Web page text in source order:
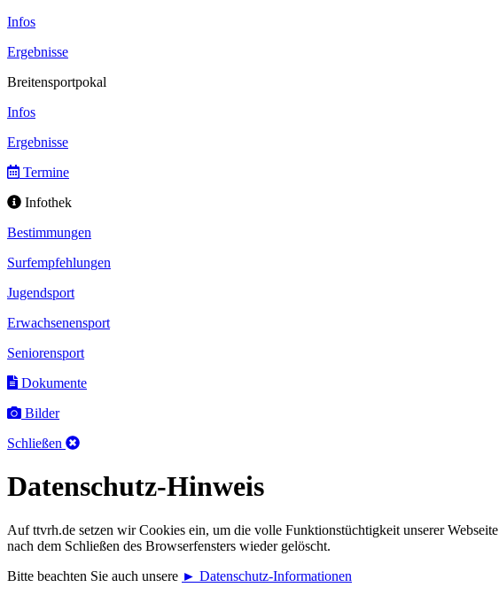
Infos
Ergebnisse
Breitensportpokal
Infos
Ergebnisse
Termine
Infothek
Bestimmungen
Surfempfehlungen
Jugendsport
Erwachsenensport
Seniorensport
Dokumente
Bilder
Schließen
Datenschutz-Hinweis
Auf ttvrh.de setzen wir Cookies ein, um die volle Funktionstüchtigkeit unserer
nach dem Schließen des Browserfensters wieder gelöscht.
Bitte beachten Sie auch unsere ► Datenschutz-Informationen